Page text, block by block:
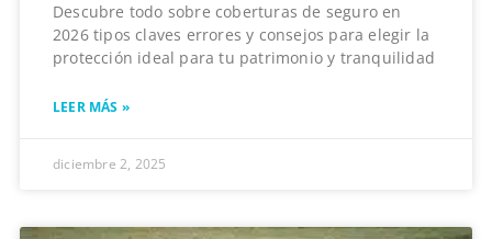
Descubre todo sobre coberturas de seguro en
2026 tipos claves errores y consejos para elegir la
protección ideal para tu patrimonio y tranquilidad
LEER MÁS »
diciembre 2, 2025